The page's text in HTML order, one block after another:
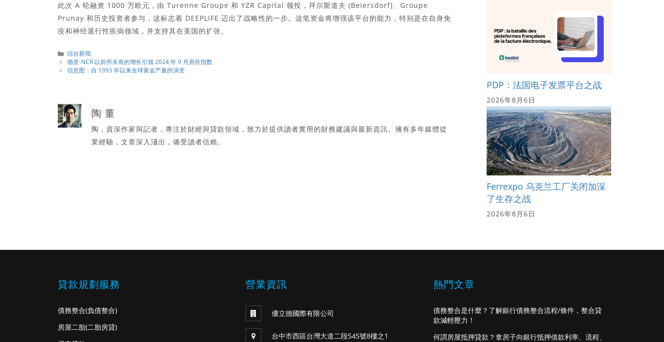
此次 A 轮融资 1000 万欧元，由 Turenne Groupe 和 YZR Capital 领投，拜尔斯道夫 (Beiersdorf)、Groupe
Prunay 和历史投资者参与，这标志着 DEEPLIFE 迈出了战略性的一步。这笔资金将增强该平台的能力，特别是在自身免
疫和神经退行性疾病领域，并支持其在美国的扩张。
分
類
综合新闻
德里-NCR 以前所未有的增长引领 2024 年 9 月房价指数
信息图：自 1993 年以来全球黄金产量的演变
陶 董
陶，資深作家與記者，專注於財經與貸款領域，致力於提供讀者實用的財務建議與最新資訊。擁有多年媒體從
業經驗，文章深入淺出，備受讀者信賴。
PDP：法国电子发票平台之战
2026年8月6日
Ferrexpo 乌克兰工厂关闭加深
了生存之战
2026年8月6日
貸款規劃服務
債務整合(負債整合)
房屋二胎(二胎房貸)
營業資訊
優立德國際有限公司
台中市西區台灣大道二段545號8樓之1
熱門文章
債務整合是什麼？了解銀行債務整合流程/條件，整合貸
款減輕壓力！
何謂房屋抵押貸款？拿房子向銀行抵押借款利率、流程、